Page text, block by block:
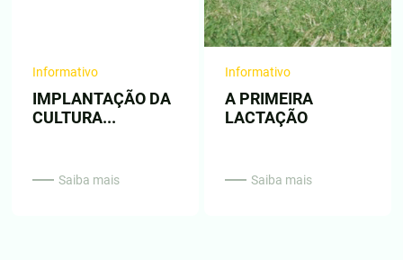
Informativo
IMPLANTAÇÃO DA
CULTURA...
Saiba mais
Informativo
A PRIMEIRA
LACTAÇÃO
Saiba mais